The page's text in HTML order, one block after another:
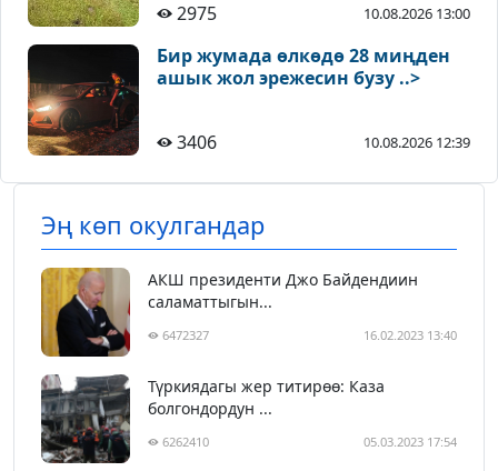
2975 10.08.2026 13:00
Бир жумада өлкөдө 28 миңден
ашык жол эрежесин бузу ..>
3406 10.08.2026 12:39
Эң көп окулгандар
АКШ президенти Джо Байдендиин
саламаттыгын...
6472327 16.02.2023 13:40
Түркиядагы жер титирөө: Каза
болгондордун ...
6262410 05.03.2023 17:54